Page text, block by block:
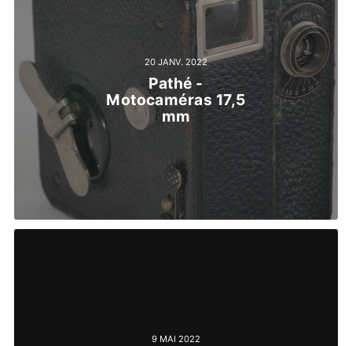
20 JANV. 2022
Pathé -
Motocaméras 17,5
mm
9 MAI 2022